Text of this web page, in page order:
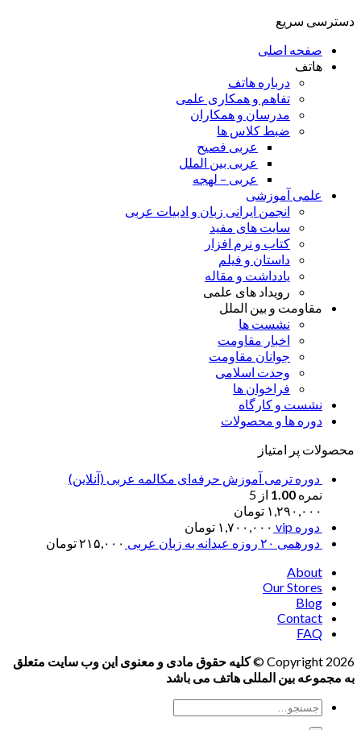
دسترسی سریع
صفحه اصلی
هاتف
درباره هاتف
تفاهم و همکاری علمی
مدرسان و همکاران
ضبط کلاس ها
عربی فصیح
عربی بین الملل
عربی – لهجه
علمی آموزشی
انجمن ایرانی زبان و ادبیات عربی
سایت های مفید
کتاب و نرم افزار
داستان و فیلم
یادداشت و مقاله
رویداد های علمی
مقاومت و بین الملل
نشست ها
اخبار مقاومت
جوانان مقاومت
وحدت اسلامی
فراخوان ها
نشست و کارگاه
دوره ها و محصولات
محصولات پر امتیاز
دوره ترمی آموزش حرفه‌ای مکالمه عربی (آنلاین)
نمره 1.00 از 5
۱,۲۹۰,۰۰۰ تومان
دوره vip
۱,۷۰۰,۰۰۰ تومان
دورهمی ۲۰ روزه عیدانه به زبان عربی
۲۱۵,۰۰۰تومان
About
Our Stores
Blog
Contact
FAQ
Copyright 2026 ©
کلیه حقوق مادی و معنوی این وب سایت متعلق
به مجموعه بین المللی هاتف می باشد
جستجو
برای: